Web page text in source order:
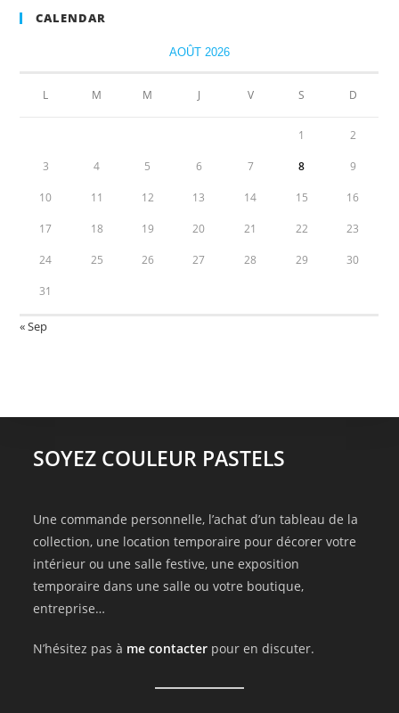
CALENDAR
AOÛT 2026
L M M J V S D
1 2
3 4 5 6 7 8 9
10 11 12 13 14 15 16
17 18 19 20 21 22 23
24 25 26 27 28 29 30
31
« Sep
SOYEZ COULEUR PASTELS
Une commande personnelle, l’achat d’un tableau de la
collection, une location temporaire pour décorer votre
intérieur ou une salle festive, une exposition
temporaire dans une salle ou votre boutique,
entreprise…
N’hésitez pas à me contacter pour en discuter.